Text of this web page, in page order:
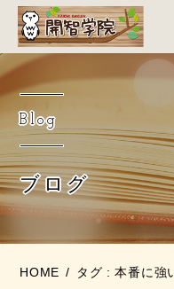
Blog
ブログ
HOME タグ : 本番に強